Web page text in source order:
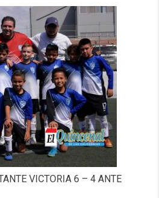
VICTORIA 6 – 4 ANTE